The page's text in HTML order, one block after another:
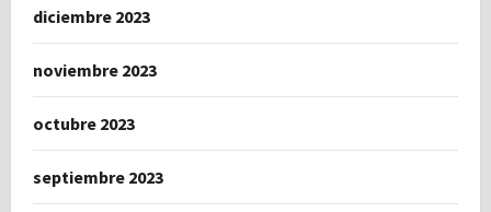
diciembre 2023
noviembre 2023
octubre 2023
septiembre 2023